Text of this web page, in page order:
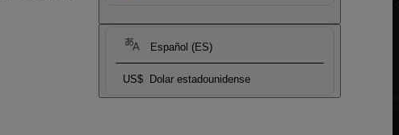
Español (ES)
US$ Dolar estadounidense